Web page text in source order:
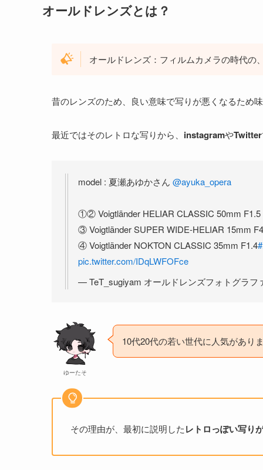
オールドレンズとは？
オールドレンズ：フィルムカメラの時代の
昔のレンズのため、良い意味で写りが悪くなるため
最近ではそのレトロな写りから、 instagramやTwitter
model : 夏瀬あゆかさん @ayuka_opera
①② Voigtländer HELIAR CLASSIC 50mm F1.5
③ Voigtländer SUPER WIDE-HELIAR 15mm
④ Voigtländer NOKTON CLASSIC 35mm F1.4
pic.twitter.com/IDqLWFOFce
— TeT_sugiyam オールドレンズフォトグラフ
ゆーたそ
10代20代の若い世代に人気があり
その理由が、最初に説明したレトロっぽい写り